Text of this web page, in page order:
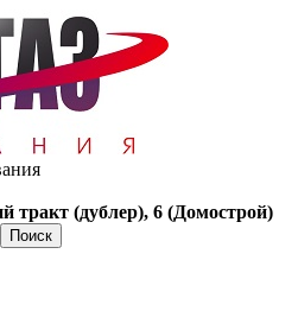
тракт (дублер), 6 (Домострой)
Поиск